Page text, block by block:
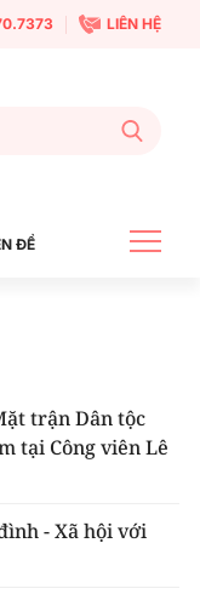
LIÊN HỆ
ĐỀ
trận Dân tộc
tại Công viên Lê
- Xã hội với